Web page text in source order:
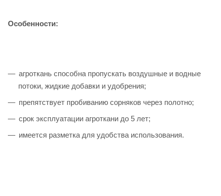
Особенности:
агроткань способна пропускать воздушные и водные
потоки, жидкие добавки и удобрения;
препятствует пробиванию сорняков через полотно;
срок эксплуатации агроткани до 5 лет;
имеется разметка для удобства использования.